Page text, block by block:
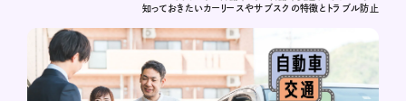
知っておきたいカーリースやサブスクの特徴とトラブル防止